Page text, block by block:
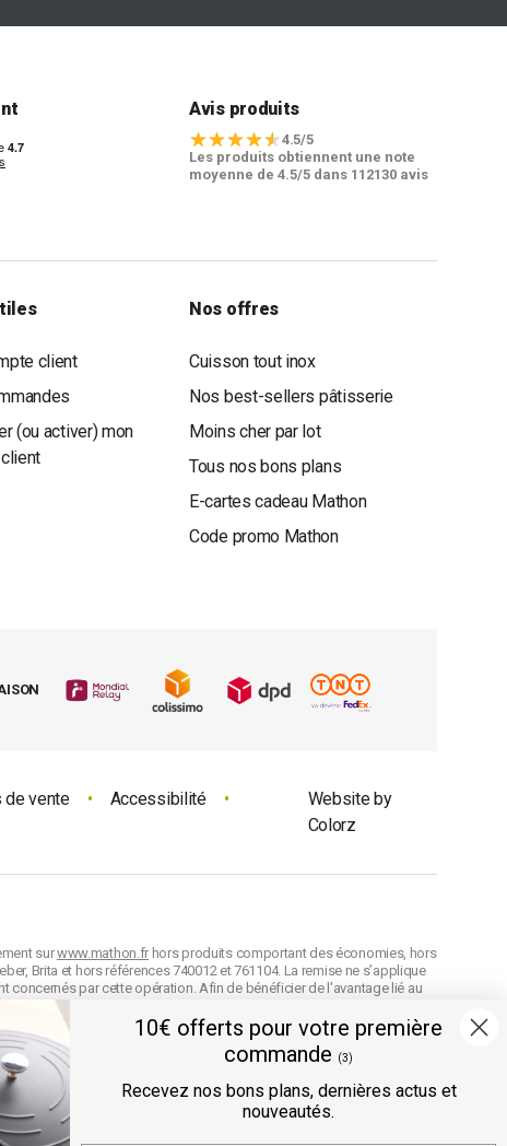
Avis produits
4.5/5
Les produits obtiennent une note
moyenne de 4.5/5 dans 112130 avis
client
(ou activer) mon
Nos offres
Cuisson tout inox
Nos best-sellers pâtisserie
Moins cher par lot
Tous nos bons plans
E-cartes cadeau Mathon
Code promo Mathon
de vente • Accessibilité
•
Website by
Colorz
surwww.mathon.fr hors produits comportant des économies, hors
Brita et hors références 740012 et 761104. La remise ne s’applique
concernés par cette opération. Afin de bénéficier de l'avantage lié au
de celle-ci. Conformément à nos
cumulable avec d’autres codes avantage et la remise est arrondie
les prix de vente à tout moment et les produits seront facturés
de référence
directement au panier.
10€ offerts pour votre première
commande
(3)
Recevez nos bons plans, dernières actus et
nouveautés.